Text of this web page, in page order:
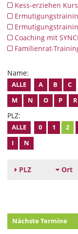
Kess-erziehen
Coaching mit
Familienrat-
Name:
ALLE A B C
M
N O P R
PLZ:
ALLE 0 1 2
I
N
PLZ Ort
Nächste Termine